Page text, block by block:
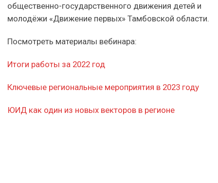
общественно-государственного движения детей и
молодёжи «Движение первых» Тамбовской области.
Посмотреть материалы вебинара:
Итоги работы за 2022 год
Ключевые региональные мероприятия в 2023 году
ЮИД как один из новых векторов в регионе